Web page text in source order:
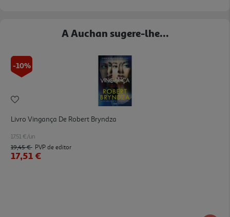
A Auchan sugere-lhe...
-10%
Livro Vingança De Robert Bryndza
17.51 €/un
19,45 € PVP de editor
17,51 €